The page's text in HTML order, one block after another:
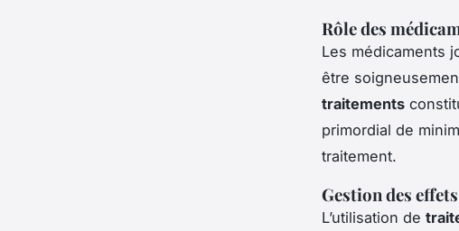
Rôle des
Les médicaments
être
traitements
primordial de
traitement.
Gestion des
L’utilisation de